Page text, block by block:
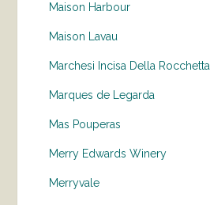
Maison Harbour
Maison Lavau
Marchesi Incisa Della Rocchetta
Marques de Legarda
Mas Pouperas
Merry Edwards Winery
Merryvale